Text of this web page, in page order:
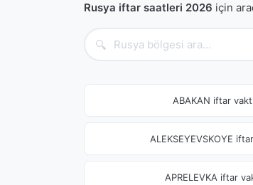
Rusya iftar saatleri 2026 için
🔍
ABAKAN iftar vakti
ALEKSEYEVSKOYE
APRELEVKA iftar